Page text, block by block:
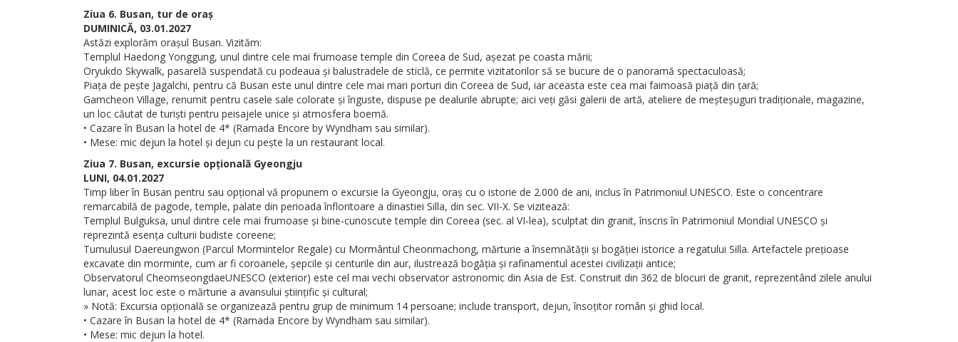
Ziua 6. Busan, tur de oraș
DUMINICĂ, 03.01.2027
Astăzi explorăm orașul Busan. Vizităm:
Templul Haedong Yonggung, unul dintre cele mai frumoase temple din Coreea de Sud, așezat pe coasta mării;
Oryukdo Skywalk, pasarelă suspendată cu podeaua și balustradele de sticlă, ce permite vizitatorilor să se bucure de o panoramă spectaculoasă;
Piața de pește Jagalchi, pentru că Busan este unul dintre cele mai mari porturi din Coreea de Sud, iar aceasta este cea mai faimoasă piață din țară;
Gamcheon Village, renumit pentru casele sale colorate și înguste, dispuse pe dealurile abrupte; aici veți găsi galerii de artă, ateliere de meșteșuguri tradiționale, magazine,
un loc căutat de turiști pentru peisajele unice și atmosfera boemă.
• Cazare în Busan la hotel de 4* (Ramada Encore by Wyndham sau similar).
• Mese: mic dejun la hotel și dejun cu pește la un restaurant local.
Ziua 7. Busan, excursie opțională Gyeongju
LUNI, 04.01.2027
Timp liber în Busan pentru sau opțional vă propunem o excursie la Gyeongju, oraș cu o istorie de 2.000 de ani, inclus în Patrimoniul UNESCO. Este o concentrare
remarcabilă de pagode, temple, palate din perioada înfloritoare a dinastiei Silla, din sec. VII-X. Se vizitează:
Templul Bulguksa, unul dintre cele mai frumoase și bine-cunoscute temple din Coreea (sec. al VI-lea), sculptat din granit, înscris în Patrimoniul Mondial UNESCO și
reprezintă esența culturii budiste coreene;
Tumulusul Daereungwon (Parcul Mormintelor Regale) cu Mormântul Cheonmachong, mărturie a însemnătății și bogăției istorice a regatului Silla. Artefactele prețioase
excavate din morminte, cum ar fi coroanele, șepcile și centurile din aur, ilustrează bogăția și rafinamentul acestei civilizații antice;
Observatorul CheomseongdaeUNESCO (exterior) este cel mai vechi observator astronomic din Asia de Est. Construit din 362 de blocuri de granit, reprezentând zilele anului
lunar, acest loc este o mărturie a avansului științific și cultural;
» Notă: Excursia opțională se organizează pentru grup de minimum 14 persoane; include transport, dejun, însoțitor român și ghid local.
• Cazare în Busan la hotel de 4* (Ramada Encore by Wyndham sau similar).
• Mese: mic dejun la hotel.